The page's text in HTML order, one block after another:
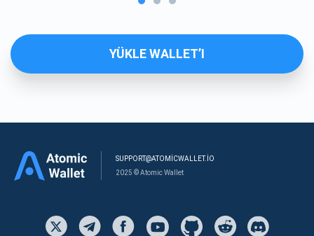
YÜKLE WALLET’I
SUPPORT@ATOMICWALLET.IO
2025 © Atomic Wallet